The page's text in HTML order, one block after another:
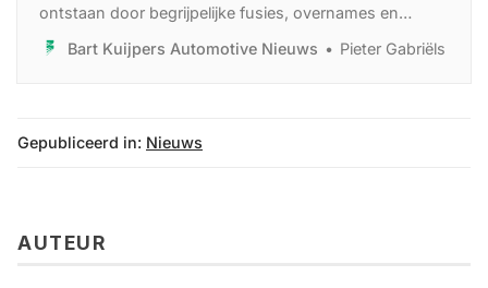
ontstaan door begrijpelijke fusies, overnames en
strategische allianties. Maar als je wat dieper kijkt, zie je
vooral logge bedrijven met interne strijd, die
Bart Kuijpers Automotive Nieuws Pieter Gabriëls
Gepubliceerd in: Nieuws
AUTEUR